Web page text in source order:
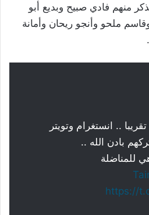
منهم فادي صبيح وبديع أبو
ملحو وأنجو ريحان وأمانة
.. انستغرام وتويتر
بادن الله ..
للمناضلة
https://